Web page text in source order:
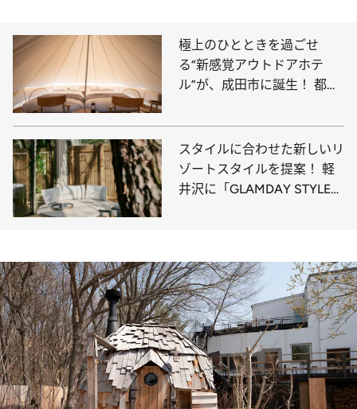
極上のひとときを過ごせ
る“新感覚アウトドアホテ
ル”が、成田市に誕生！ 都心
ポット”に泊まってみた【体
験レポ】
スタイルに合わせた新しいリ
ゾートスタイルを提案！ 軽
井沢に「GLAMDAY STYLE